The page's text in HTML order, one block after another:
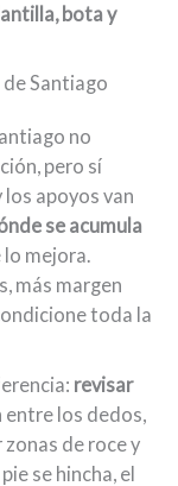
bota y
Santiago
no
pero sí
los apoyos van
se acumula
lo mejora.
más margen
toda la
revisar
entre los dedos,
de roce y
se hincha, el